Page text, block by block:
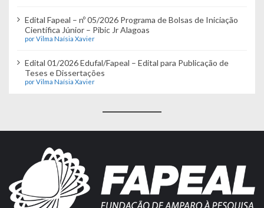
Edital Fapeal – nº 05/2026 Programa de Bolsas de Iniciação
Científica Júnior – Pibic Jr Alagoas
por Vilma Naísia Xavier
Edital 01/2026 Edufal/Fapeal – Edital para Publicação de
Teses e Dissertações
por Vilma Naísia Xavier